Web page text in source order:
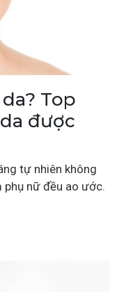
Top
được
tự nhiên không
phụ nữ đều ao ước.